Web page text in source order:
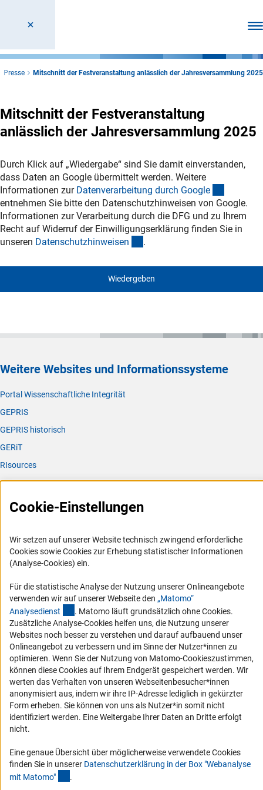
Presse Mitschnitt der Festveranstaltung anlässlich der Jahresversammlung 2025
Mitschnitt der Festveranstaltung
anlässlich der Jahresversammlung 2025
Durch Klick auf „Wiedergabe“ sind Sie damit einverstanden,
dass Daten an Google übermittelt werden. Weitere
Informationen zur Datenverarbeitung durch Google
entnehmen Sie bitte den Datenschutzhinweisen von Google.
Informationen zur Verarbeitung durch die DFG und zu Ihrem
Recht auf Widerruf der Einwilligungserklärung finden Sie in
unseren Datenschutzhinweisen .
Wiedergeben
Weitere Websites und Informationssysteme
Portal Wissenschaftliche Integrität
GEPRIS
GEPRIS historisch
GERiT
RIsources
Service
Presse
Karriere
Logo und Corporate Design
Compliance
Vergabeverfahren
Barrierefreiheit
Service und Informationen für Menschen mit Behinderungen
Erklärung zur Barrierefreiheit
Barriere melden
DFG-aktuell
schauen Sie sich die Ausgaben online an.
Cookie-Einstellungen
Wir setzen auf unserer Website technisch zwingend erforderliche
Cookies sowie Cookies zur Erhebung statistischer Informationen
(Analyse-Cookies) ein.
Für die statistische Analyse der Nutzung unserer Onlineangebote
verwenden wir auf unserer Webseite den „Matomo“
Analysedienst (externer Link)
. Matomo läuft grundsätzlich ohne Cookies.
Zusätzliche Analyse-Cookies helfen uns, die Nutzung unserer
Websites noch besser zu verstehen und darauf aufbauend unser
Onlineangebot zu verbessern und im Sinne der Nutzer*innen zu
optimieren. Wenn Sie der Nutzung von Matomo-Cookieszustimmen,
können diese Cookies auf Ihrem Endgerät gespeichert werden. Wir
werten das Verhalten von unseren Webseitenbesucher*innen
anonymisiert aus, indem wir ihre IP-Adresse lediglich in gekürzter
Form erheben. Sie können von uns als Nutzer*in somit nicht
identifiziert werden. Eine Weitergabe Ihrer Daten an Dritte erfolgt
nicht.
Eine genaue Übersicht über möglicherweise verwendete Cookies
finden Sie in unserer Datenschutzerklärung in der Box "Webanalyse
mit Matomo" .